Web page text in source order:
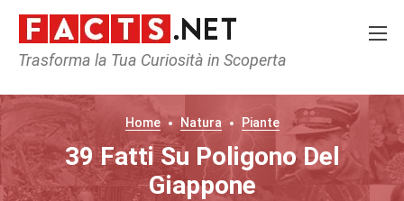
Trasforma la Tua Curiosità in Scoperta
Home Natura Piante
39 Fatti Su Poligono Del
Giappone